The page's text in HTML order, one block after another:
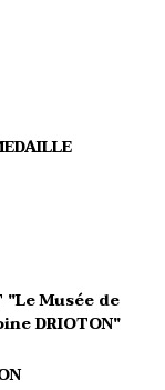
"Le Musée de
DRIOTON"